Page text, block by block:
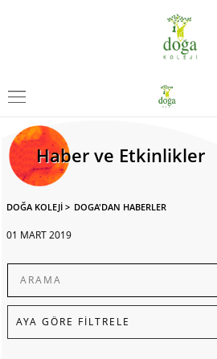
Haber ve Etkinlikler
DOĞA KOLEJİ > DOGA'DAN HABERLER
01 MART 2019